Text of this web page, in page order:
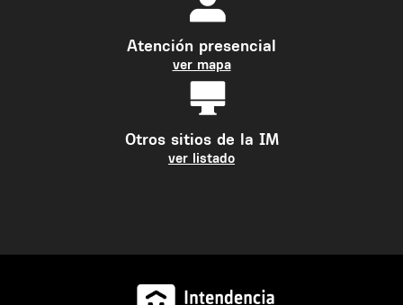
Atención presencial
ver mapa
Otros sitios de la IM
ver listado